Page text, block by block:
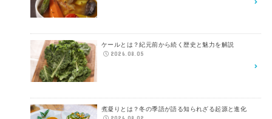
ケールとは？紀元前から続く歴史と魅力を解説
2026.08.05
煮凝りとは？冬の季語が語る知られざる起源と進化